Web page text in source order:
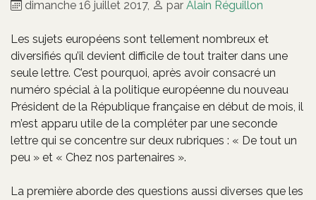
dimanche 16 juillet 2017, par Alain Réguillon
Les sujets européens sont tellement nombreux et
diversifiés qu’il devient difficile de tout traiter dans une
seule lettre. C’est pourquoi, après avoir consacré un
numéro spécial à la politique européenne du nouveau
Président de la République française en début de mois, il
m’est apparu utile de la compléter par une seconde
lettre qui se concentre sur deux rubriques : « De tout un
peu » et « Chez nos partenaires ».
La première aborde des questions aussi diverses que les